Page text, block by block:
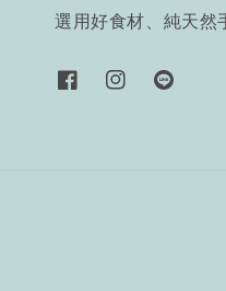
選用好食材、純天